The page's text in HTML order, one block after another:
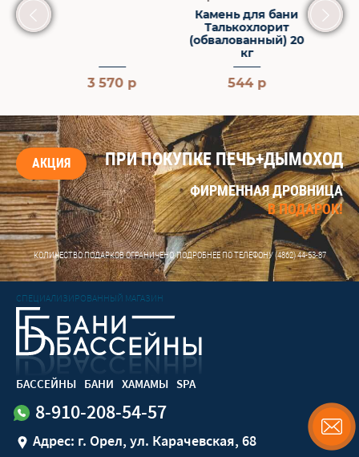
3 570 р
Камень для бани
Талькохлорит
(обвалованный) 20
кг
544 р
АКЦИЯ ПРИ ПОКУПКЕ ПЕЧЬ+ДЫМОХОД
ФИРМЕННАЯ ДРОВНИЦА
В ПОДАРОК!
КОЛИЧЕСТВО ПОДАРКОВ ОГРАНИЧЕНО, ПОДРОБНЕЕ ПО ТЕЛЕФОНУ(4862) 44-53-87
СПЕЦИАЛИЗИРОВАННЫЙ МАГАЗИН
БАССЕЙНЫ БАНИ ХАМАМЫ SPA
Адрес: г. Орел, ул. Карачевская, 68
8-910-208-54-57